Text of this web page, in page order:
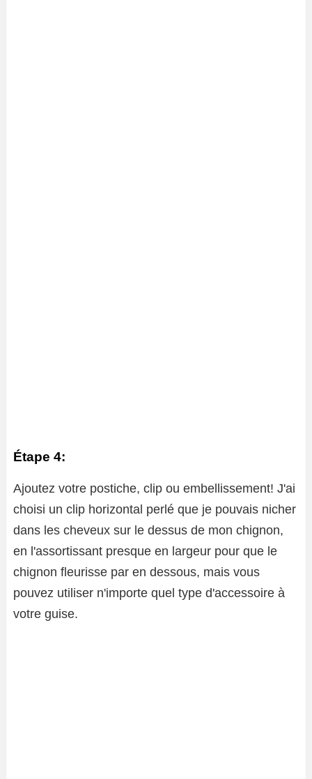
Étape 4:
Ajoutez votre postiche, clip ou embellissement! J'ai
choisi un clip horizontal perlé que je pouvais nicher
dans les cheveux sur le dessus de mon chignon,
en l'assortissant presque en largeur pour que le
chignon fleurisse par en dessous, mais vous
pouvez utiliser n'importe quel type d'accessoire à
votre guise.